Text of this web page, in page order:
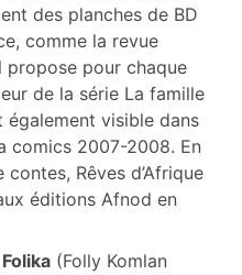
des planches de BD
comme la revue
pour chaque
de la série La famille
également visible dans
comics 2007-2008. En
contes, Rêves d’Afrique
éditions Afnod en
Folika (Folly Komlan